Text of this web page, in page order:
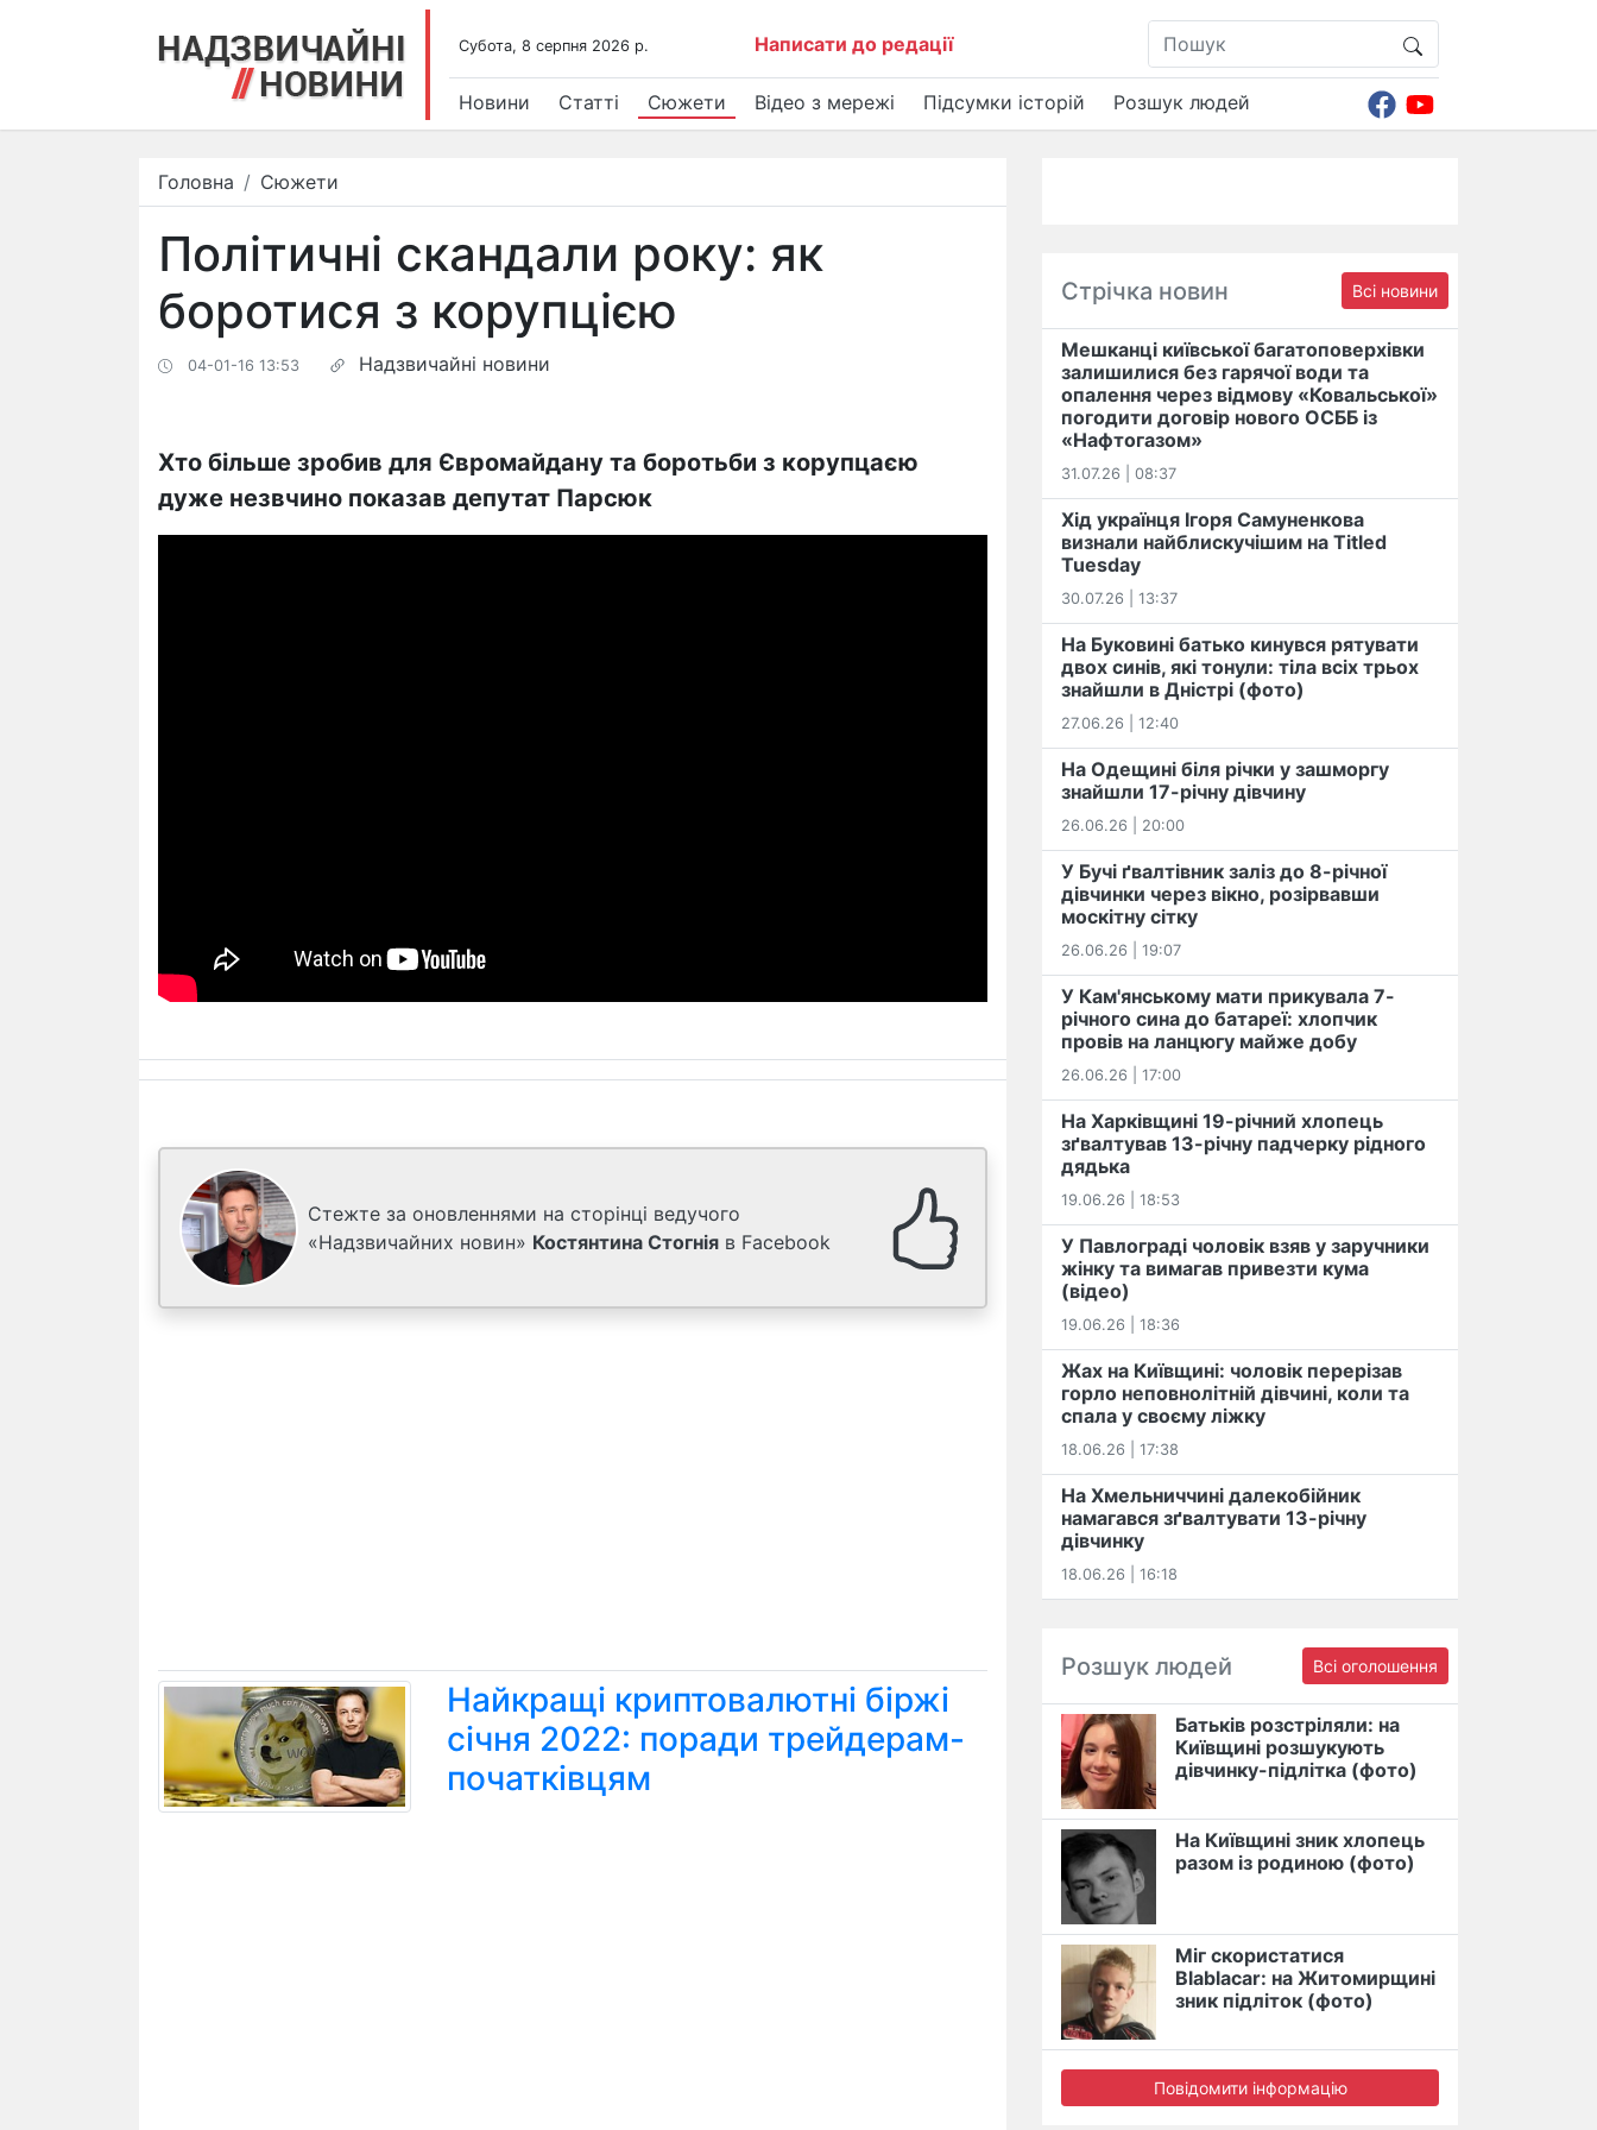
Субота, 8 серпня 2026 р. Написати до редації
Новини Статті Сюжети Відео з мережі Підсумки історій Розшук людей
Головна Сюжети
Політичні скандали року: як
боротися з корупцією
04-01-16 13:53 Надзвичайні новини
Хто більше зробив для Євромайдану та боротьби з корупцаєю
дуже незвчино показав депутат Парсюк
Стежте за оновленнями на сторінці ведучого
«Надзвичайних новин» Костянтина Стогнія в Facebook
Найкращі криптовалютні біржі
січня 2022: поради трейдерам-
початківцям
Стрічка новин Всі новини
Мешканці київської багатоповерхівки
залишилися без гарячої води та
опалення через відмову «Ковальської»
погодити договір нового ОСББ із
«Нафтогазом»
31.07.26 | 08:37
Хід українця Ігоря Самуненкова
визнали найблискучішим на Titled
Tuesday
30.07.26 | 13:37
На Буковині батько кинувся рятувати
двох синів, які тонули: тіла всіх трьох
знайшли в Дністрі (фото)
27.06.26 | 12:40
На Одещині біля річки у зашморгу
знайшли 17-річну дівчину
26.06.26 | 20:00
У Бучі ґвалтівник заліз до 8-річної
дівчинки через вікно, розірвавши
москітну сітку
26.06.26 | 19:07
У Кам'янському мати прикувала 7-
річного сина до батареї: хлопчик
провів на ланцюгу майже добу
26.06.26 | 17:00
На Харківщині 19-річний хлопець​
️зґвалтував 13-річну падчерку рідного
дядька
19.06.26 | 18:53
У Павлограді чоловік взяв у заручники
жінку та вимагав привезти кума
(відео)
19.06.26 | 18:36
Жах на Київщині: чоловік перерізав
горло неповнолітній дівчині, коли та
спала у своєму ліжку
18.06.26 | 17:38
На Хмельниччині далекобійник
намагався зґвалтувати 13-річну
дівчинку
18.06.26 | 16:18
Розшук людей Всі оголошення
Батьків розстріляли: на
Київщині розшукують
дівчинку-підлітка (фото)
На Київщині зник хлопець
разом із родиною (фото)
Міг скористатися
Blablacar: на Житомирщині
зник підліток (фото)
Повідомити інформацію